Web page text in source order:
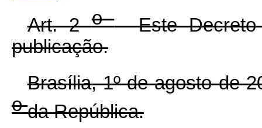
Art. 2oEste Decreto
publicação.
Brasília, 1º de agosto de
oda República.